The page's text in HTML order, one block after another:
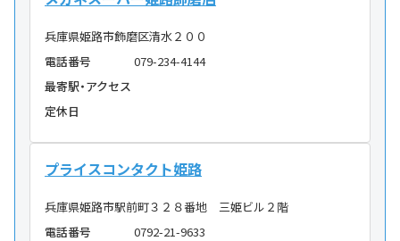
兵庫県姫路市飾磨区清水２００
電話番号
079-234-4144
最寄駅・アクセス
定休日
プライスコンタクト姫路
兵庫県姫路市駅前町３２８番地 三姫ビル２階
電話番号
0792-21-9633